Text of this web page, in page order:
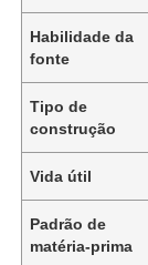
Habilidade da
fonte
Tipo de
construção
Vida útil
Padrão de
matéria-prima